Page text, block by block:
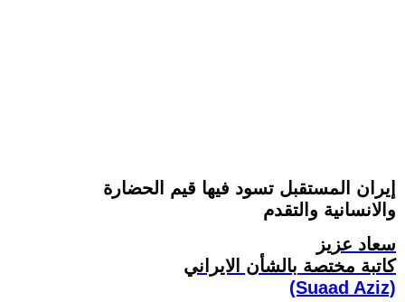
إيران المستقبل تسود فيها قيم الحضارة
والانسانية والتقدم
سعاد عزيز
کاتبة مختصة بالشأن الايراني
(Suaad Aziz)